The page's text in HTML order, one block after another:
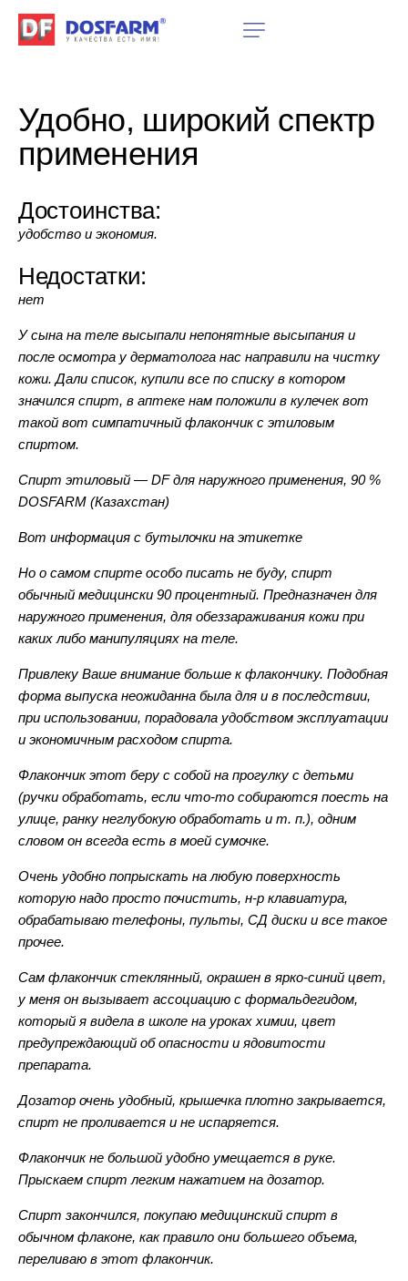
Удобно, широкий спектр
применения
Достоинства:
удобство и экономия.
Недостатки:
нет
У сына на теле высыпали непонятные высыпания и
после осмотра у дерматолога нас направили на чистку
кожи. Дали список, купили все по списку в котором
значился спирт, в аптеке нам положили в кулечек вот
такой вот симпатичный флакончик с этиловым
спиртом.
Спирт этиловый — DF для наружного применения, 90 %
DOSFARM (Казахстан)
Вот информация с бутылочки на этикетке
Но о самом спирте особо писать не буду, спирт
обычный медицински 90 процентный. Предназначен для
наружного применения, для обеззараживания кожи при
каких либо манипуляциях на теле.
Привлеку Ваше внимание больше к флакончику. Подобная
форма выпуска неожиданна была для и в последствии,
при использовании, порадовала удобством эксплуатации
и экономичным расходом спирта.
Флакончик этот беру с собой на прогулку с детьми
(ручки обработать, если что-то собираются поесть на
улице, ранку неглубокую обработать и т. п.), одним
словом он всегда есть в моей сумочке.
Очень удобно попрыскать на любую поверхность
которую надо просто почистить, н-р клавиатура,
обрабатываю телефоны, пульты, СД диски и все такое
прочее.
Сам флакончик стеклянный, окрашен в ярко-синий цвет,
у меня он вызывает ассоциацию с формальдегидом,
который я видела в школе на уроках химии, цвет
предупреждающий об опасности и ядовитости
препарата.
Дозатор очень удобный, крышечка плотно закрывается,
спирт не проливается и не испаряется.
Флакончик не большой удобно умещается в руке.
Прыскаем спирт легким нажатием на дозатор.
Спирт закончился, покупаю медицинский спирт в
обычном флаконе, как правило они большего объема,
переливаю в этот флакончик.